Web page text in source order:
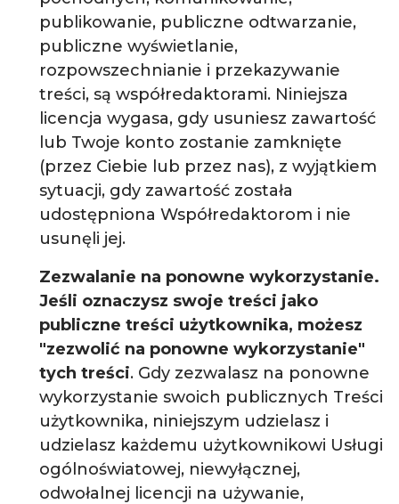
publikowanie, publiczne odtwarzanie,
publiczne wyświetlanie,
rozpowszechnianie i przekazywanie
treści, są współredaktorami. Niniejsza
licencja wygasa, gdy usuniesz zawartość
lub Twoje konto zostanie zamknięte
(przez Ciebie lub przez nas), z wyjątkiem
sytuacji, gdy zawartość została
udostępniona Współredaktorom i nie
usunęli jej.
Zezwalanie na ponowne wykorzystanie.
Jeśli oznaczysz swoje treści jako
publiczne treści użytkownika, możesz
"zezwolić na ponowne wykorzystanie"
tych treści. Gdy zezwalasz na ponowne
wykorzystanie swoich publicznych Treści
użytkownika, niniejszym udzielasz i
udzielasz każdemu użytkownikowi Usługi
ogólnoświatowej, niewyłącznej,
odwołalnej licencji na używanie,